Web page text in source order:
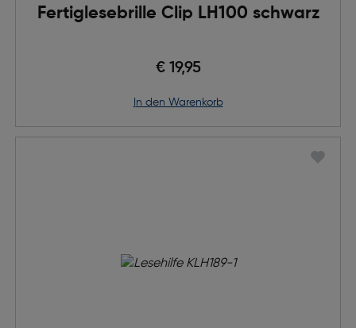
Fertiglesebrille Clip LH100 schwarz
€ 19,95
in den Warenkorb